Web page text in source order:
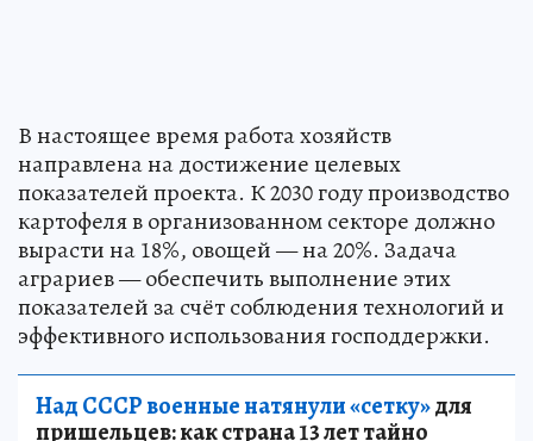
В настоящее время работа хозяйств
направлена на достижение целевых
показателей проекта. К 2030 году производство
картофеля в организованном секторе должно
вырасти на 18%, овощей — на 20%. Задача
аграриев — обеспечить выполнение этих
показателей за счёт соблюдения технологий и
эффективного использования господдержки.
Над СССР военные натянули «сетку»для
пришельцев: как страна 13 лет тайно